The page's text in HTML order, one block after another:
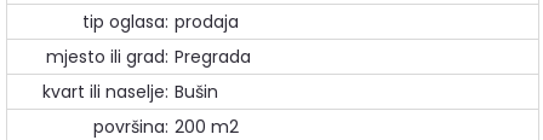
tip oglasa: prodaja
mjesto ili grad: Pregrada
kvart ili naselje: Bušin
površina: 200 m2